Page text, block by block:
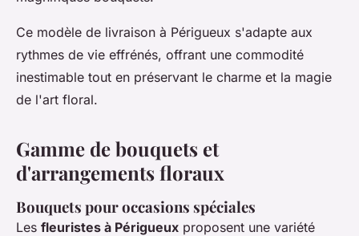
Ce modèle de livraison à Périgueux s'adapte aux
rythmes de vie effrénés, offrant une commodité
inestimable tout en préservant le charme et la magie
de l'art floral.
Gamme de bouquets et
d'arrangements floraux
Bouquets pour occasions spéciales
Les fleuristes à Périgueux proposent une variété